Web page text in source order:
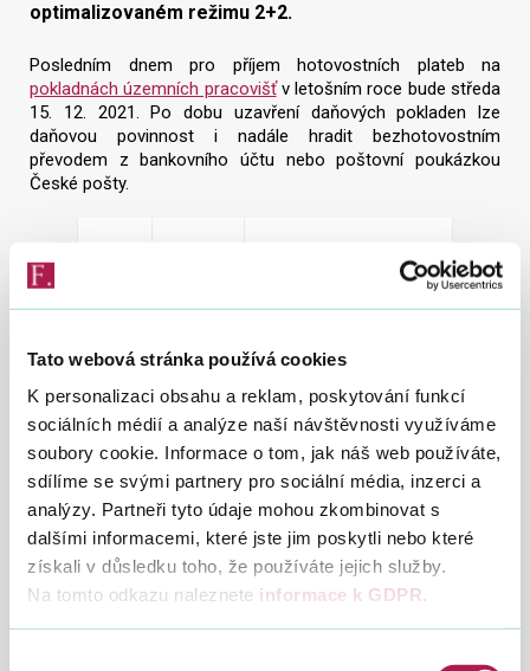
Tato webová stránka používá cookies
K personalizaci obsahu a reklam, poskytování funkcí
sociálních médií a analýze naší návštěvnosti využíváme
soubory cookie. Informace o tom, jak náš web používáte,
sdílíme se svými partnery pro sociální média, inzerci a
analýzy. Partneři tyto údaje mohou zkombinovat s
dalšími informacemi, které jste jim poskytli nebo které
získali v důsledku toho, že používáte jejich služby.
Na tomto odkazu naleznete informace k GDPR.
optimalizovaném režimu 2+2.
Posledním dnem pro příjem hotovostních plateb na
pokladnách územních pracovišťv letošním roce bude středa
15. 12. 2021. Po dobu uzavření daňových pokladen lze
daňovou povinnost i nadále hradit bezhotovostním
převodem z bankovního účtu nebo poštovní poukázkou
České pošty.
20.
12.
pondělí
Úřední hodiny 8:00 –
17:00
22.
12.
středa
Úřední hodiny 8:00 –
17:00
12.
pondělí
Úřední hodiny 8:00 –
17:00